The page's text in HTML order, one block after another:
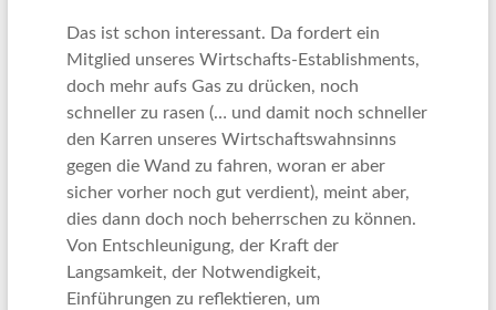
Das ist schon interessant. Da fordert ein
Mitglied unseres Wirtschafts-Establishments,
doch mehr aufs Gas zu drücken, noch
schneller zu rasen (… und damit noch schneller
den Karren unseres Wirtschaftswahnsinns
gegen die Wand zu fahren, woran er aber
sicher vorher noch gut verdient), meint aber,
dies dann doch noch beherrschen zu können.
Von Entschleunigung, der Kraft der
Langsamkeit, der Notwendigkeit,
Einführungen zu reflektieren, um